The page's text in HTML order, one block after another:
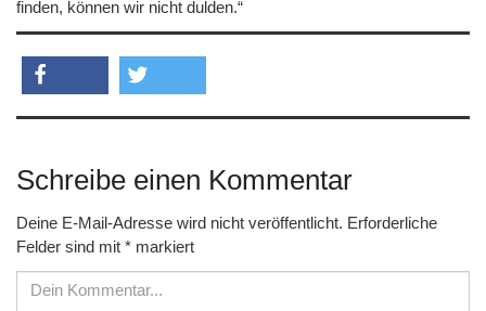
finden, können wir nicht dulden.“
teilen twittern
Schreibe einen Kommentar
Deine E-Mail-Adresse wird nicht veröffentlicht. Erforderliche
Felder sind mit * markiert